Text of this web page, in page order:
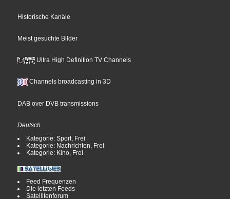
Historische Kanäle
Meist gesuchte Bilder
Ultra High Definition TV Channels
Channels broadcasting in 3D
DAB over DVB transmissions
Deutsch
Kategorie: Sport, Frei
Kategorie: Nachrichten, Frei
Kategorie: Kino, Frei
Feed Frequenzen
Die letzten Feeds
Satellitenforum